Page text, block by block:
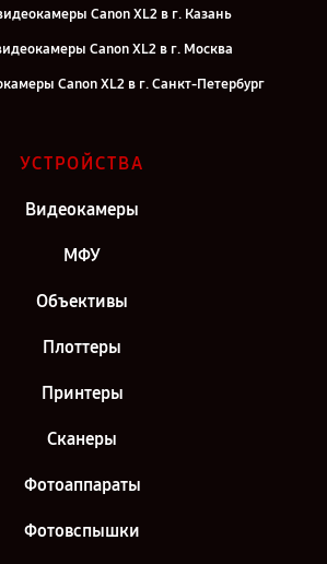
Canon XL2 в г. Казань
Canon XL2 в г. Москва
Canon XL2 в г. Санкт-Петербург
УСТРОЙСТВА
Видеокамеры
МФУ
Объективы
Плоттеры
Принтеры
Сканеры
Фотоаппараты
Фотовспышки